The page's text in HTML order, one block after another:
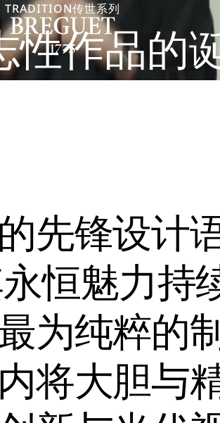
TRADITION传世系列
性作品的
先锋设计
恒魅力持
为纯粹的
将大胆与